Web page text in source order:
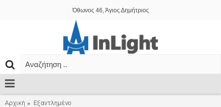
Όθωνος 46, Άγιος Δημήτριος
Αρχική
Εξαντλημένο